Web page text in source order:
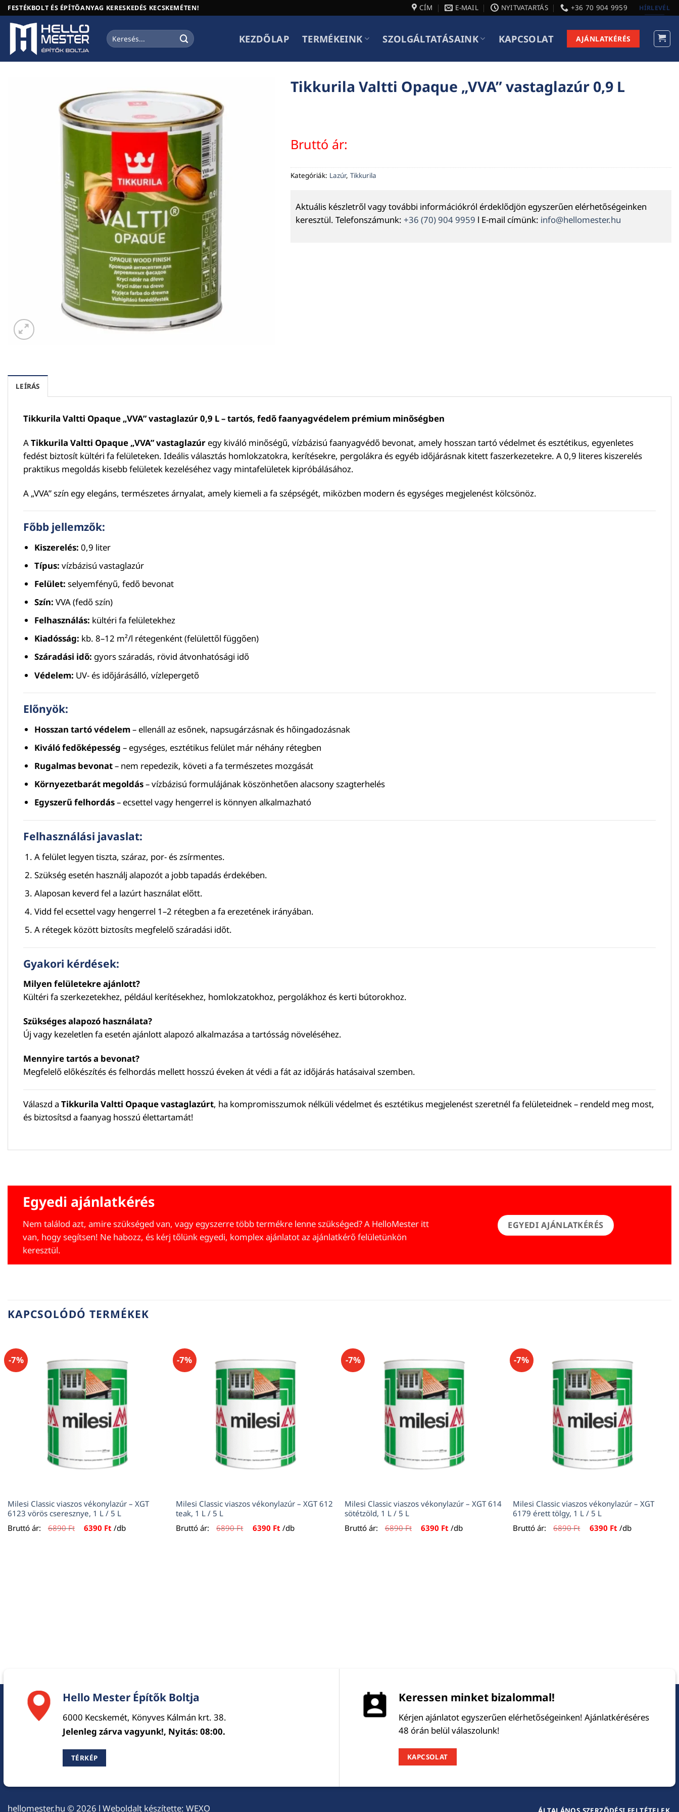
Skip
to
content
FESTÉKBOLT ÉS ÉPÍTŐANYAG KERESKEDÉS KECSKEMÉTEN! CÍM E-MAIL NYITVATARTÁS +36 70 904 9959 HÍRLEVÉL
Keresés
a
KEZDŐLAP TERMÉKEINK SZOLGÁLTATÁSAINK KAPCSOLAT AJÁNLATKÉRÉS
Tikkurila Valtti Opaque „VVA” vastaglazúr 0,9 L
Bruttó ár:
Kategóriák: Lazúr, Tikkurila
Aktuális készletről vagy további információkról érdeklődjön egyszerűen elérhetőségeinken
keresztül. Telefonszámunk: +36 (70) 904 9959 l E-mail címünk: info@hellomester.hu
LEÍRÁS
Tikkurila Valtti Opaque „VVA” vastaglazúr 0,9 L – tartós, fedő faanyagvédelem prémium minőségben
ATikkurila Valtti Opaque „VVA” vastaglazúr egy kiváló minőségű, vízbázisú faanyagvédő bevonat, amely hosszan tartó védelmet és esztétikus, egyenletes
fedést biztosít kültéri fa felületeken. Ideális választás homlokzatokra, kerítésekre, pergolákra és egyéb időjárásnak kitett faszerkezetekre. A 0,9 literes kiszerelés
praktikus megoldás kisebb felületek kezeléséhez vagy mintafelületek kipróbálásához.
A „VVA” szín egy elegáns, természetes árnyalat, amely kiemeli a fa szépségét, miközben modern és egységes megjelenést kölcsönöz.
Főbb jellemzők:
Kiszerelés: 0,9 liter
Típus: vízbázisú vastaglazúr
Felület: selyemfényű, fedő bevonat
Szín: VVA (fedő szín)
Felhasználás: kültéri fa felületekhez
Kiadósság: kb. 8–12 m²/l rétegenként (felülettől függően)
Száradási idő: gyors száradás, rövid átvonhatósági idő
Védelem: UV- és időjárásálló, vízlepergető
Előnyök:
Hosszan tartó védelem– ellenáll az esőnek, napsugárzásnak és hőingadozásnak
Kiváló fedőképesség – egységes, esztétikus felület már néhány rétegben
Rugalmas bevonat– nem repedezik, követi a fa természetes mozgását
Környezetbarát megoldás– vízbázisú formulájának köszönhetően alacsony szagterhelés
Egyszerű felhordás– ecsettel vagy hengerrel is könnyen alkalmazható
Felhasználási javaslat:
A felület legyen tiszta, száraz, por- és zsírmentes.
Szükség esetén használj alapozót a jobb tapadás érdekében.
Alaposan keverd fel a lazúrt használat előtt.
Vidd fel ecsettel vagy hengerrel 1–2 rétegben a fa erezetének irányában.
A rétegek között biztosíts megfelelő száradási időt.
Gyakori kérdések:
Milyen felületekre ajánlott?
Kültéri fa szerkezetekhez, például kerítésekhez, homlokzatokhoz, pergolákhoz és kerti bútorokhoz.
Szükséges alapozó használata?
Új vagy kezeletlen fa esetén ajánlott alapozó alkalmazása a tartósság növeléséhez.
Mennyire tartós a bevonat?
Megfelelő előkészítés és felhordás mellett hosszú éveken át védi a fát az időjárás hatásaival szemben.
Válaszd a Tikkurila Valtti Opaque vastaglazúrt, ha kompromisszumok nélküli védelmet és esztétikus megjelenést szeretnél fa felületeidnek – rendeld meg most,
és biztosítsd a faanyag hosszú élettartamát!
Egyedi ajánlatkérés
Nem találod azt, amire szükséged van, vagy egyszerre több termékre lenne szükséged? A HelloMester itt
van, hogy segítsen! Ne habozz, és kérj tőlünk egyedi, komplex ajánlatot az ajánlatkérő felületünkön
keresztül.
EGYEDI AJÁNLATKÉRÉS
KAPCSOLÓDÓ TERMÉKEK
-7%
Milesi Classic viaszos vékonylazúr – XGT
6123 vörös cseresznye, 1 L / 5 L
Bruttó ár:
6890Ft Original
price
6390 Ft Current
price
/db
-7%
Milesi Classic viaszos vékonylazúr – XGT 612
teak, 1 L / 5 L
Bruttó ár:
6890Ft Original
price
6390 FtCurrent
price
/db
-7%
Milesi Classic viaszos vékonylazúr – XGT 614
sötétzöld, 1 L / 5 L
Bruttó ár:
6890Ft Original
price
6390 Ft Current
price
/db
-7%
Milesi Classic viaszos vékonylazúr – XGT
6179 érett tölgy, 1 L / 5 L
Bruttó ár:
6890Ft Original
price
6390 FtCurrent
price
/db
Hello Mester Építők Boltja
6000 Kecskemét, Könyves Kálmán krt. 38.
Jelenleg zárva vagyunk!, Nyitás: 08:00.
TÉRKÉP
Keressen minket bizalommal!
Kérjen ajánlatot egyszerűen elérhetőségeinken! Ajánlatkéréséres
48 órán belül válaszolunk!
KAPCSOLAT
hellomester.hu © 2026 l Weboldalt készítette: WEXO